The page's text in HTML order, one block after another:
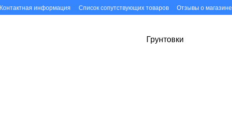
Контактная информация Список сопутствующих товаров Отзывы о магазине
Грунтовки